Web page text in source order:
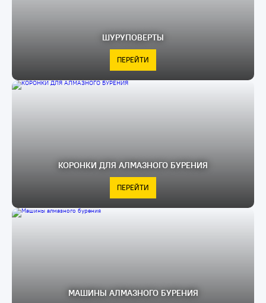
ШУРУПОВЕРТЫ
ПЕРЕЙТИ
КОРОНКИ ДЛЯ АЛМАЗНОГО БУРЕНИЯ
ПЕРЕЙТИ
МАШИНЫ АЛМАЗНОГО БУРЕНИЯ